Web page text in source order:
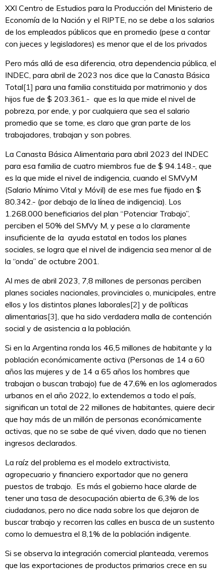
XXI Centro de Estudios para la Producción del Ministerio de
Economía de la Nación y el RIPTE, no se debe a los salarios
de los empleados públicos que en promedio (pese a contar
con jueces y legisladores) es menor que el de los privados
Pero más allá de esa diferencia, otra dependencia pública, el
INDEC, para abril de 2023 nos dice que la Canasta Básica
Total[1] para una familia constituida por matrimonio y dos
hijos fue de $ 203.361.- que es la que mide el nivel de
pobreza, por ende, y por cualquiera que sea el salario
promedio que se tome, es claro que gran parte de los
trabajadores, trabajan y son pobres.
La Canasta Básica Alimentaria para abril 2023 del INDEC
para esa familia de cuatro miembros fue de $ 94.148.-, que
es la que mide el nivel de indigencia, cuando el SMVyM
(Salario Mínimo Vital y Móvil) de ese mes fue fijado en $
80.342.- (por debajo de la línea de indigencia). Los
1.268.000 beneficiarios del plan “Potenciar Trabajo”,
perciben el 50% del SMVy M, y pese a lo claramente
insuficiente de la ayuda estatal en todos los planes
sociales, se logra que el nivel de indigencia sea menor al de
la “onda” de octubre 2001.
Al mes de abril 2023, 7,8 millones de personas perciben
planes sociales nacionales, provinciales o, municipales, entre
ellos y los distintos planes laborales[2] y de políticas
alimentarias[3], que ha sido verdadera malla de contención
social y de asistencia a la población.
Si en la Argentina ronda los 46,5 millones de habitante y la
población económicamente activa (Personas de 14 a 60
años las mujeres y de 14 a 65 años los hombres que
trabajan o buscan trabajo) fue de 47,6% en los aglomerados
urbanos en el año 2022, lo extendemos a todo el país,
significan un total de 22 millones de habitantes, quiere decir
que hay más de un millón de personas económicamente
activas, que no se sabe de qué viven, dado que no tienen
ingresos declarados.
La raíz del problema es el modelo extractivista,
agropecuario y financiero exportador que no genera
puestos de trabajo. Es más el gobierno hace alarde de
tener una tasa de desocupación abierta de 6,3% de los
ciudadanos, pero no dice nada sobre los que dejaron de
buscar trabajo y recorren las calles en busca de un sustento
como lo demuestra el 8,1% de la población indigente.
Si se observa la integración comercial planteada, veremos
que las exportaciones de productos primarios crece en su